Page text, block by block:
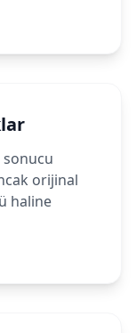
sonucu
orijinal
haline